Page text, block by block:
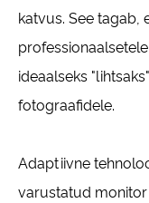
katvus. See tagab,
ideaalseks
fotograafidele.
Adaptiivne
varustatud monitor